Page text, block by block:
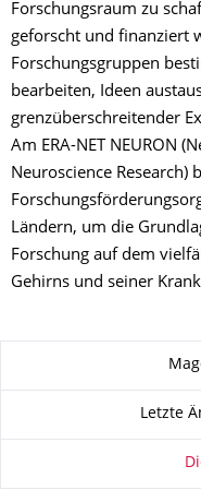
Forschungsraum zu
geforscht und finanziert
Forschungsgruppen
bearbeiten, Ideen
grenzüberschreitender
Am ERA-NET NEURON
Neuroscience Research)
Ländern, um die
Forschung auf dem
Gehirns und seiner
Zu dieser Seite
Letzte